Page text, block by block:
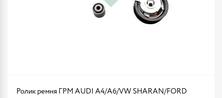
Ролик ремня ГРМ AUDI A4/A6/VW SHARAN/FORD